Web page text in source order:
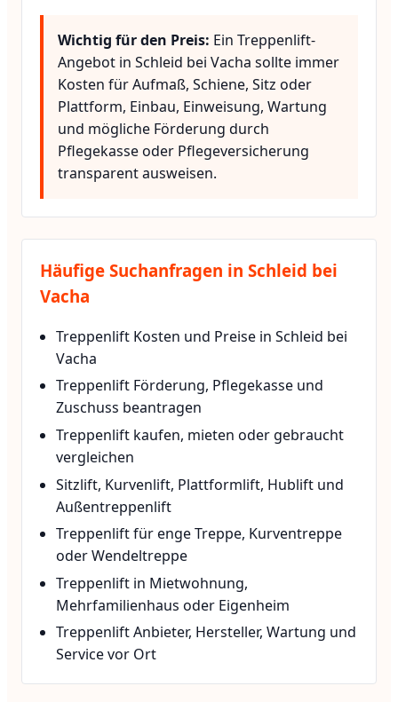
Wichtig für den Preis: Ein Treppenlift-
Angebot in Schleid bei Vacha sollte immer
Kosten für Aufmaß, Schiene, Sitz oder
Plattform, Einbau, Einweisung, Wartung
und mögliche Förderung durch
Pflegekasse oder Pflegeversicherung
transparent ausweisen.
Häufige Suchanfragen in Schleid bei
Vacha
Treppenlift Kosten und Preise in Schleid bei
Vacha
Treppenlift Förderung, Pflegekasse und
Zuschuss beantragen
Treppenlift kaufen, mieten oder gebraucht
vergleichen
Sitzlift, Kurvenlift, Plattformlift, Hublift und
Außentreppenlift
Treppenlift für enge Treppe, Kurventreppe
oder Wendeltreppe
Treppenlift in Mietwohnung,
Mehrfamilienhaus oder Eigenheim
Treppenlift Anbieter, Hersteller, Wartung und
Service vor Ort